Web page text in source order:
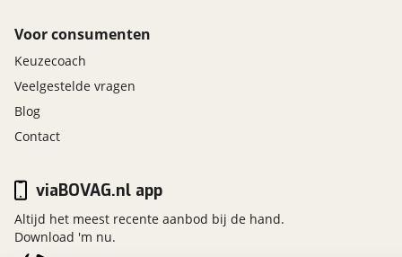
Voor consumenten
Keuzecoach
Veelgestelde vragen
Blog
Contact
viaBOVAG.nl app
Altijd het meest recente aanbod bij de hand.
Download 'm nu.